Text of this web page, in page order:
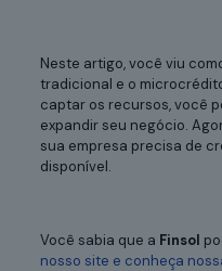
Neste artigo, você viu
tradicional e o
captar os recursos, você
expandir seu negócio.
sua empresa precisa de
disponível.
Você sabia que a Finsol
nosso site e conheça